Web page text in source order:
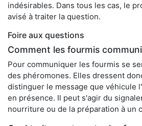
indésirables. Dans tous les cas, le
avisé à traiter la question.
Foire aux questions
Comment les fourmis
Pour communiquer les fourmis se
des phéromones. Elles dressent
distinguer le message que véhicule
en présence. Il peut s'agir du
nourriture ou de la préparation à un